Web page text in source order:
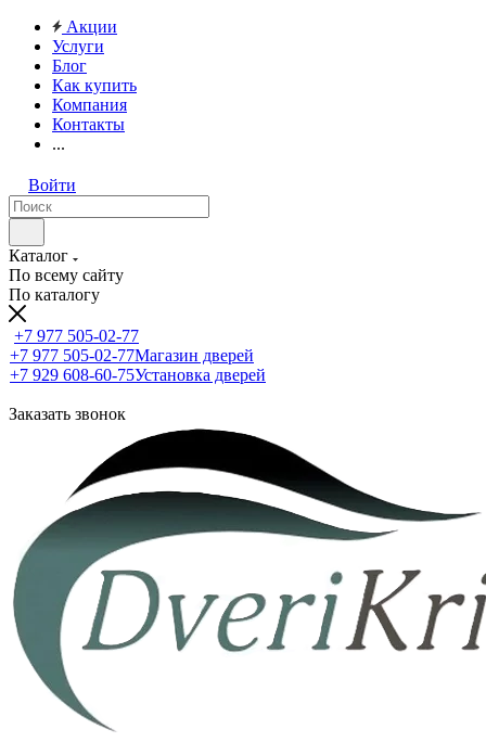
Акции
Услуги
Блог
Как купить
Компания
Контакты
...
Войти
Каталог
По всему сайту
По каталогу
+7 977 505-02-77
+7 977 505-02-77Магазин дверей
+7 929 608-60-75Установка дверей
Заказать звонок